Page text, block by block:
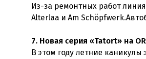
Из-за ремонтных работ линия
Alterlaa и Am
7. Новая серия «Tatort» на
В этом году летние